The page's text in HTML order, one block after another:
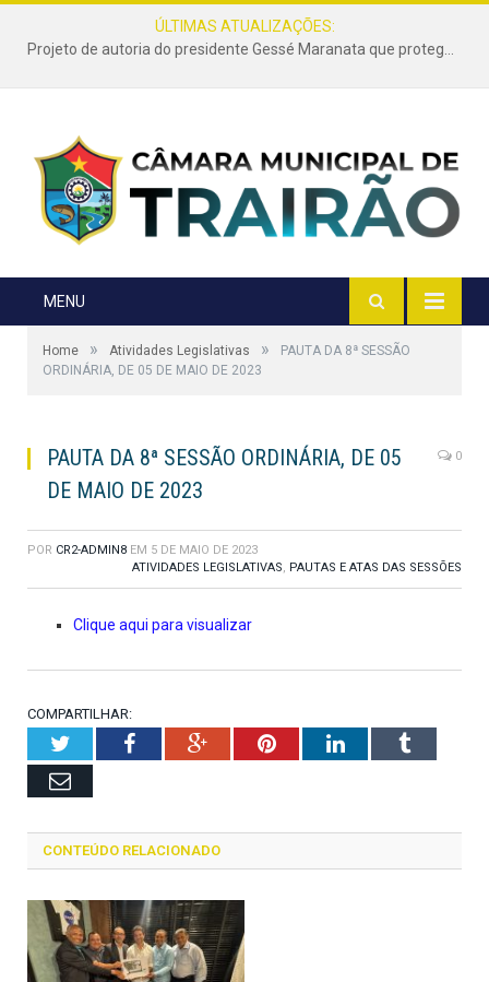
ÚLTIMAS ATUALIZAÇÕES:
Projeto de autoria do presidente Gessé Maranata que protege as estradas vicinais de Trairão é transformado em lei
MENU
Home » Atividades Legislativas »
PAUTA DA 8ª SESSÃO
ORDINÁRIA, DE 05 DE MAIO DE 2023
PAUTA DA 8ª SESSÃO ORDINÁRIA, DE 05
DE MAIO DE 2023
0
POR CR2-ADMIN8 EM 5 DE MAIO DE 2023
ATIVIDADES LEGISLATIVAS, PAUTAS E ATAS DAS SESSÕES
Clique aqui para visualizar
COMPARTILHAR:
TwitterFacebookGoogle+PinterestLinkedInTumblr
Email
CONTEÚDO RELACIONADO